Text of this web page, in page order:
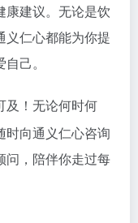
康建议。无论是饮
义仁心都能为你提
己。
及！无论何时何
时向通义仁心咨询
问，陪伴你走过每